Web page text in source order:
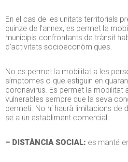
En el cas de les unitats territorials
quinze de l’annex, es permet la
municipis confrontants de trànsit
d’activitats socioeconòmiques.
No es permet la mobilitat a les
símptomes o que estiguin en
coronavirus. Es permet la mobilitat
vulnerables sempre que la seva
permeti. No hi haurà limitacions de
se a un establiment comercial.
– DISTÀNCIA SOCIAL: es manté